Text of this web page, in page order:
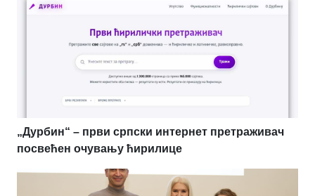
„Дурбин“ – први српски интернет претраживач
посвећен очувању ћирилице